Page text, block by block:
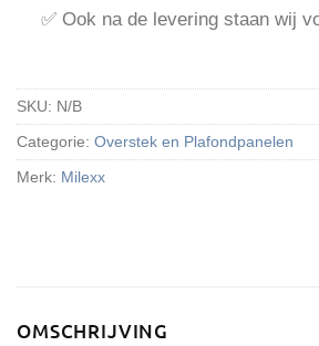
✅ Ook na de levering staan wij
SKU: N/B
Categorie: Overstek en Plafondpanelen
Merk: Milexx
OMSCHRIJVING